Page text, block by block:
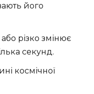
його
або різко змінює
секунд.
космічної